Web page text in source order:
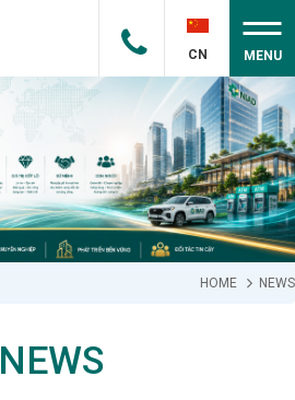
CN MENU
HOME NEWS
NEWS